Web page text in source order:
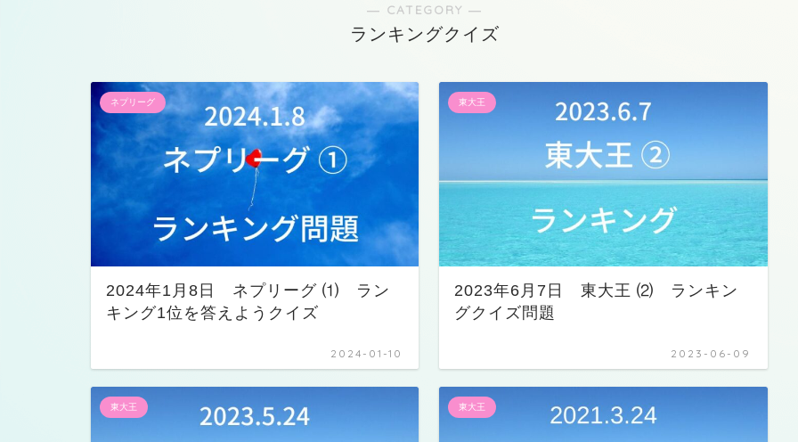
― CATEGORY ―
ランキングクイズ
ネプリーグ
2024年1月8日 ネプリーグ ⑴ ラン
キング1位を答えようクイズ
2024-01-10
東大王
2023年6月7日 東大王 ⑵ ランキン
グクイズ問題
2023-06-09
東大王 東大王